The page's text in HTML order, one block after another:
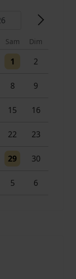
Suivant -
Sam Dim
1
Un évènement
2
8 9
15 16
22 23
29
Un évènement
30
5
2 évènements
6